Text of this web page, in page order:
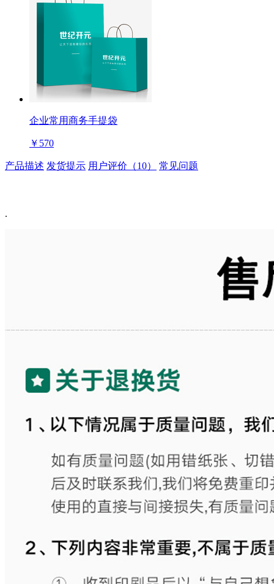
企业常用商务手提袋
￥570
产品描述 发货提示 用户评价（10） 常见问题
.